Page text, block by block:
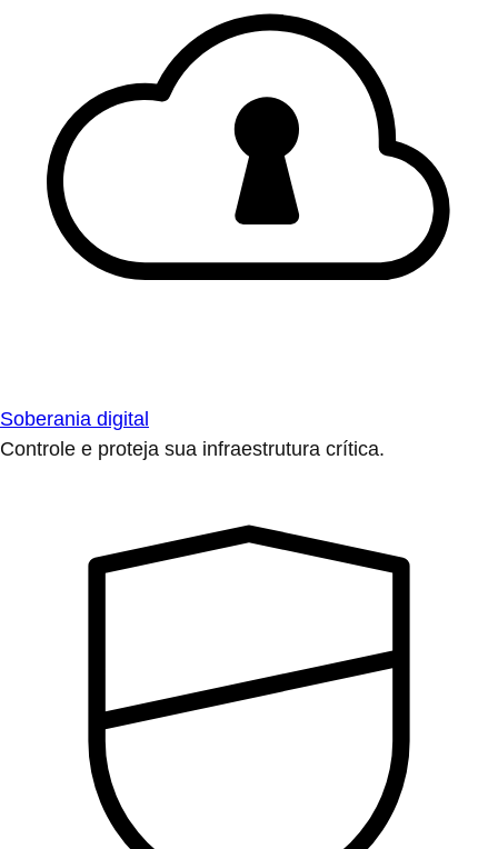
Soberania digital
Controle e proteja sua infraestrutura crítica.